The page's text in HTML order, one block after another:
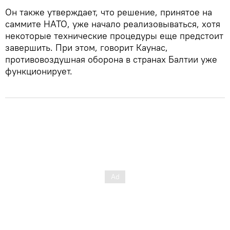
Он также утверждает, что решение, принятое на
саммите НАТО, уже начало реализовываться, хотя
некоторые технические процедуры еще предстоит
завершить. При этом, говорит Каунас,
противовоздушная оборона в странах Балтии уже
функционирует.